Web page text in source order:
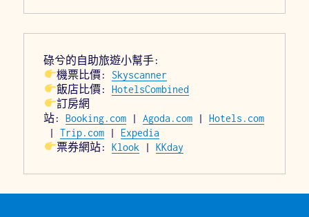
碌兮的自助旅遊小幫手:
機票比價: Skyscanner
飯店比價: HotelsCombined
訂房網
站: Booking.com | Agoda.com | Hotels.com
| Trip.com | Expedia
票券網站: Klook | KKday